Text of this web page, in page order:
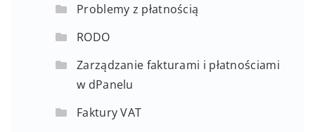
Problemy z płatnością
RODO
Zarządzanie fakturami i płatnościami
w dPanelu
Faktury VAT